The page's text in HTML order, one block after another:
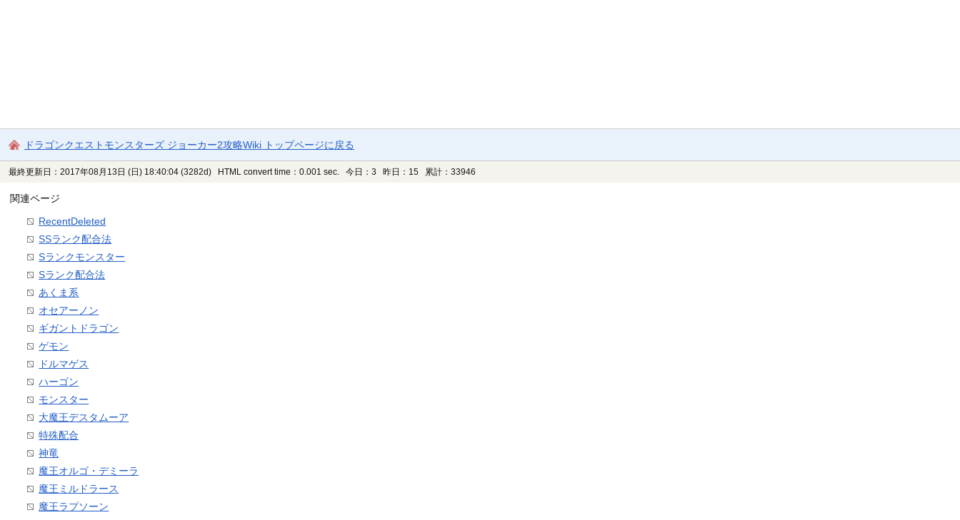
ドラゴンクエストモンスターズ ジョーカー2攻略Wiki トップページに戻る
最終更新日：2017年08月13日 (日) 18:40:04 (3282d) HTML convert time：0.001 sec. 今日：3 昨日：15 累計：33946
関連ページ
RecentDeleted
SSランク配合法
Sランクモンスター
Sランク配合法
あくま系
オセアーノン
ギガントドラゴン
ゲモン
ドルマゲス
ハーゴン
モンスター
大魔王デスタムーア
特殊配合
神竜
魔王オルゴ・デミーラ
魔王ミルドラース
魔王ラプソーン